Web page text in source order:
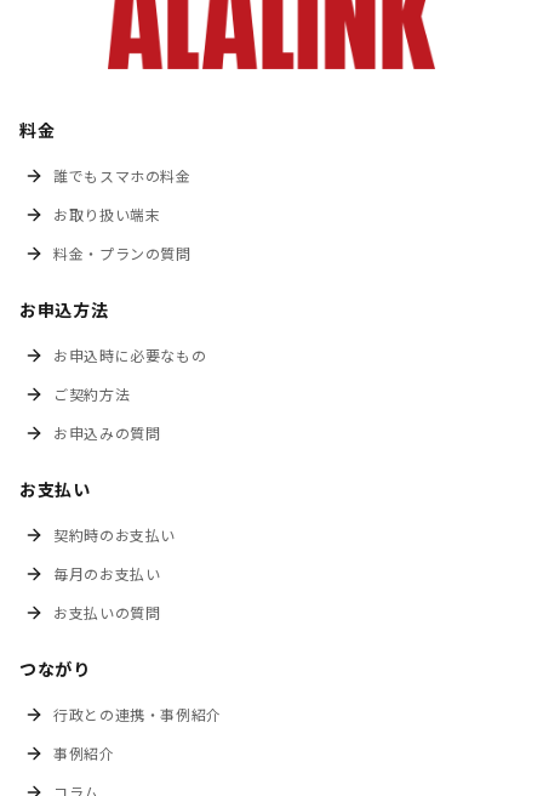
料金
誰でもスマホの料金
お取り扱い端末
料金・プランの質問
お申込方法
お申込時に必要なもの
ご契約方法
お申込みの質問
お支払い
契約時のお支払い
毎月のお支払い
お支払いの質問
つながり
行政との連携・事例紹介
事例紹介